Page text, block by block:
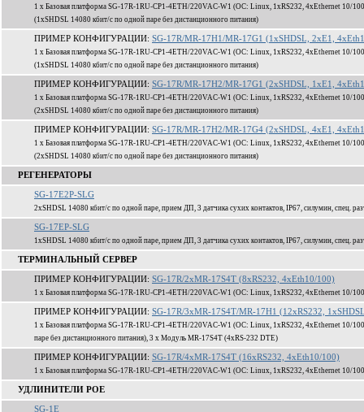
1 x Базовая платформа SG-17R-1RU-CP1-4ETH/220VAC-W1 (ОС: Linux, 1xRS232, 4xEthernet 10/
(1xSHDSL 14080 кбит/c по одной паре без дистанционного питания)
ПРИМЕР КОНФИГУРАЦИИ: SG-17R/MR-17H1/MR-17G1 (1xSHDSL, 2xE1,
1 x Базовая платформа SG-17R-1RU-CP1-4ETH/220VAC-W1 (ОС: Linux, 1xRS232, 4xEthernet 10/
(1xSHDSL 14080 кбит/c по одной паре без дистанционного питания)
ПРИМЕР КОНФИГУРАЦИИ: SG-17R/MR-17H2/MR-17G1 (2xSHDSL, 1xE1,
1 x Базовая платформа SG-17R-1RU-CP1-4ETH/220VAC-W1 (ОС: Linux, 1xRS232, 4xEthernet 10/
(2xSHDSL 14080 кбит/c по одной паре без дистанционного питания)
ПРИМЕР КОНФИГУРАЦИИ: SG-17R/MR-17H2/MR-17G4 (2xSHDSL, 4xE1,
1 x Базовая платформа SG-17R-1RU-CP1-4ETH/220VAC-W1 (ОС: Linux, 1xRS232, 4xEthernet 10/
(2xSHDSL 14080 кбит/c по одной паре без дистанционного питания)
РЕГЕНЕРАТОРЫ
SG-17E2P-SLG
2xSHDSL 14080 кбит/c по одной паре, прием ДП, 3 датчика сухих контактов, IP67, силумин, спец.
SG-17EP-SLG
1xSHDSL 14080 кбит/c по одной паре, прием ДП, 3 датчика сухих контактов, IP67, силумин, спец.
ТЕРМИНАЛЬНЫЙ СЕРВЕР
ПРИМЕР КОНФИГУРАЦИИ: SG-17R/2xMR-17S4T (8xRS232, 4xEth10/100)
1 x Базовая платформа SG-17R-1RU-CP1-4ETH/220VAC-W1 (ОС: Linux, 1xRS232, 4xEthernet 10/
ПРИМЕР КОНФИГУРАЦИИ: SG-17R/3xMR-17S4T/MR-17H1 (12xRS232,
1 x Базовая платформа SG-17R-1RU-CP1-4ETH/220VAC-W1 (ОС: Linux, 1xRS232, 4xEthernet 10/
паре без дистанционного питания), 3 x Модуль MR-17S4T (4xRS-232 DTE)
ПРИМЕР КОНФИГУРАЦИИ: SG-17R/4xMR-17S4T (16xRS232, 4xEth10/100)
1 x Базовая платформа SG-17R-1RU-CP1-4ETH/220VAC-W1 (ОС: Linux, 1xRS232, 4xEthernet 10/
УДЛИНИТЕЛИ POE
SG-1E